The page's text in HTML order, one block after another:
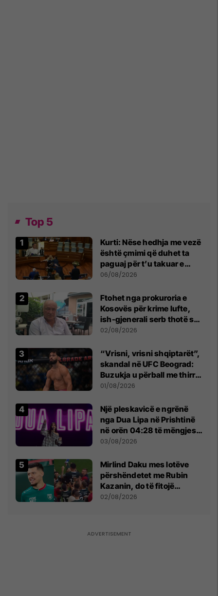
Top 5
Kurti: Nëse hedhja me vezë
është çmimi që duhet ta
paguaj për t’u takuar e
bashkëbiseduar jam i
06/08/2026
Ftohet nga prokuroria e
Kosovës për krime lufte,
ish-gjenerali serb thotë se
dikush e tradhtoi në
02/08/2026
“Vrisni, vrisni shqiptarët”,
skandal në UFC Beograd:
Buzukja u përball me thirrje
anti-shqiptare nga
01/08/2026
Një pleskavicë e ngrënë
nga Dua Lipa në Prishtinë
në orën 04:28 të mëngjesit
- dhe bota digjitale serbe
03/08/2026
Mirlind Daku mes lotëve
përshëndetet me Rubin
Kazanin, do të fitojë
miliona te Spartak Moska
02/08/2026